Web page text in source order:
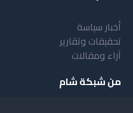
أخبار سياسة
تحقيقات وتقارير
آراء ومقالات
من شبكة شام